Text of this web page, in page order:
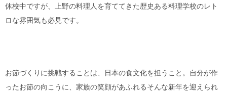
休校中ですが、上野の料理人を育ててきた歴史ある料理学校のレト
ロな雰囲気も必見です。
お節づくりに挑戦することは、日本の食文化を担うこと。自分が作
ったお節の向こうに、家族の笑顔があふれるそんな新年を迎えられ